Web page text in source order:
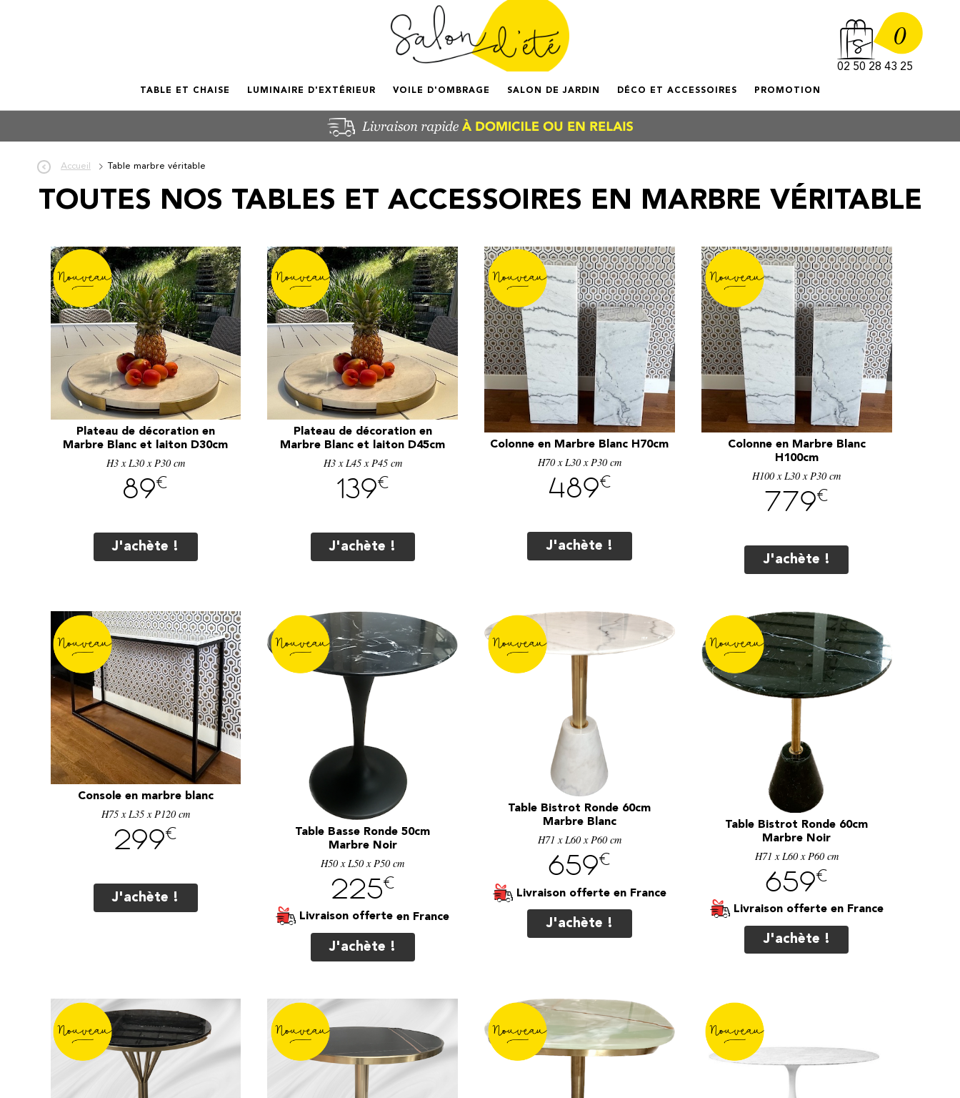
0
02 50 28 43 25
TABLE ET CHAISE LUMINAIRE D'EXTÉRIEUR VOILE D'OMBRAGE SALON DE JARDIN DÉCO ET ACCESSOIRES PROMOTION
Accueil Table marbre véritable
TOUTES NOS TABLES ET ACCESSOIRES EN MARBRE VÉRITABLE
Plateau de décoration en
Marbre Blanc et laiton D30cm
H3 x L30 x P30 cm
89€
J'achète !
Plateau de décoration en
Marbre Blanc et laiton D45cm
H3 x L45 x P45 cm
139€
J'achète !
Colonne en Marbre Blanc H70cm
H70 x L30 x P30 cm
489€
J'achète !
Colonne en Marbre Blanc
H100cm
H100 x L30 x P30 cm
779€
J'achète !
Console en marbre blanc
H75 x L35 x P120 cm
299€
J'achète !
Table Basse Ronde 50cm
Marbre Noir
H50 x L50 x P50 cm
225€
Livraison offerte
J'achète !
Table Bistrot Ronde 60cm
Marbre Blanc
H71 x L60 x P60 cm
659€
Livraison offerte
J'achète !
Table Bistrot Ronde 60cm
Marbre Noir
H71 x L60 x P60 cm
659€
Livraison offerte
J'achète !